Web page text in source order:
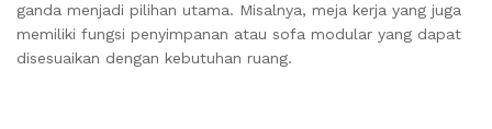
ganda menjadi pilihan utama. Misalnya, meja kerja yang juga
memiliki fungsi penyimpanan atau sofa modular yang dapat
disesuaikan dengan kebutuhan ruang.